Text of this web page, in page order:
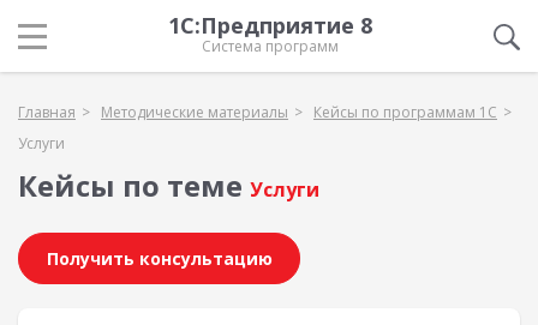
1С:Предприятие 8
Система программ
Главная Методические материалы
Кейсы по программам 1С
Услуги
Кейсы по теме Услуги
Получить консультацию